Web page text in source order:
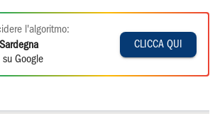
l'algoritmo:
Google
CLICCA QUI